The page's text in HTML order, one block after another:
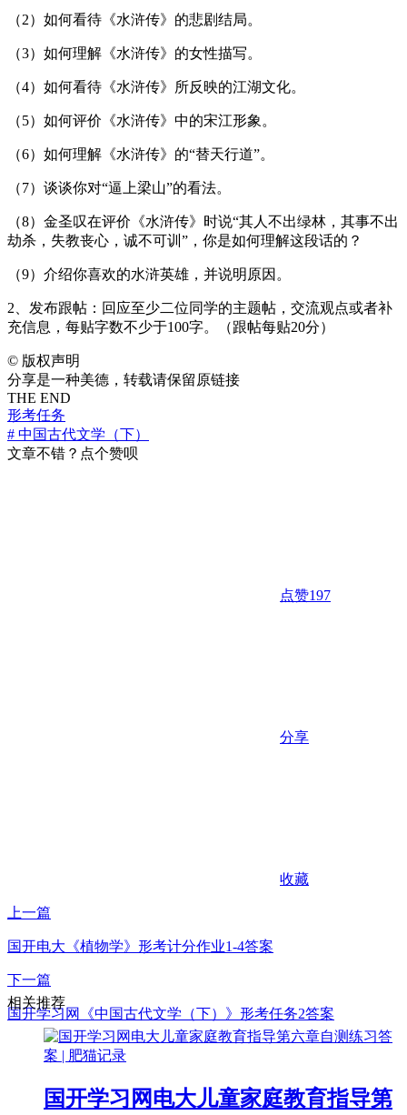
（2）如何看待《水浒传》的悲剧结局。
（3）如何理解《水浒传》的女性描写。
（4）如何看待《水浒传》所反映的江湖文化。
（5）如何评价《水浒传》中的宋江形象。
（6）如何理解《水浒传》的“替天行道”。
（7）谈谈你对“逼上梁山”的看法。
（8）金圣叹在评价《水浒传》时说“其人不出绿林，其事不出
劫杀，失教丧心，诚不可训”，你是如何理解这段话的？
（9）介绍你喜欢的水浒英雄，并说明原因。
2、发布跟帖：回应至少二位同学的主题帖，交流观点或者补
充信息，每贴字数不少于100字。（跟帖每贴20分）
© 版权声明
分享是一种美德，转载请保留原链接
THE END
形考任务
# 中国古代文学（下）
文章不错？点个赞呗
点赞197
分享
收藏
上一篇
国开电大《植物学》形考计分作业1-4答案
下一篇
国开学习网《中国古代文学（下）》形考任务2答案
相关推荐
国开学习网电大儿童家庭教育指导第